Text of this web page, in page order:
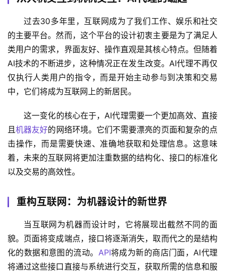
过去30多年里，互联网成为了我们工作、娱乐和社交
的主要平台。然而，这个平台的设计初衷主要是为了满足人
类用户的需求，界面友好、操作直观是其核心特点。但随着
AI技术的不断进步，这种情况正在发生改变。AI代理不再仅
仅执行人类用户的指令，而是开始主动参与到决策和交易
中，它们将成为互联网上的新居民。
这一变化的核心在于，AI代理需要一个更加高效、直接
且机器友好的网络环境。它们不需要漂亮的页面和复杂的点
击操作，而是需要快速、准确地获取和处理信息。这意味
着，未来的互联网将更加注重数据的结构化、接口的标准化
以及交易的高效性。
重构互联网：为机器设计的新世界
当互联网为机器而设计时，它将展现出截然不同的面
貌。页面将变成端点，接口将逐渐消失，取而代之的是结构
化的数据和意图的流动。 API将成为新的商店门面，AI代理
将通过这些接口直接与系统进行交互，获取所需的信息和服